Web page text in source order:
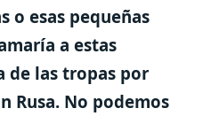
o esas pequeñas
a estas
de las tropas por
Rusa. No podemos